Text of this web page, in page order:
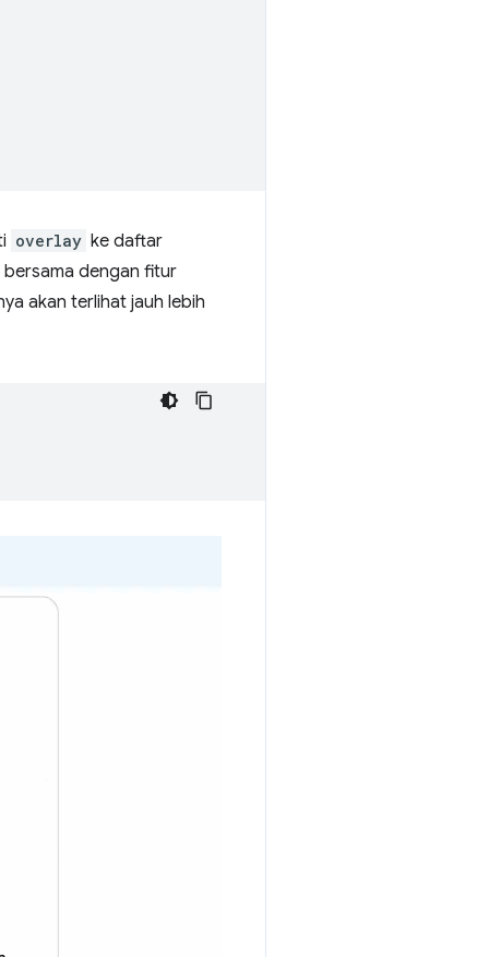
overlay ke daftar
bersama dengan fitur
akan terlihat jauh lebih